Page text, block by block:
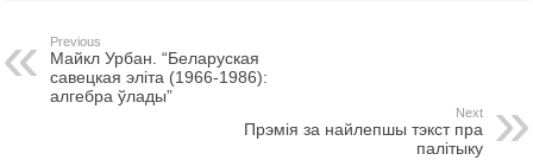
Previous
Майкл Урбан. “Беларуская
савецкая эліта (1966-1986):
алгебра ўлады”
Next
Прэмія за найлепшы тэкст пра
палітыку